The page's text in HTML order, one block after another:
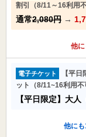
割引（8/11～16利用不
通常2,080円 →
他
電子チケット
【平
ット（8/11~16利用不
【平日限定】大人
他に